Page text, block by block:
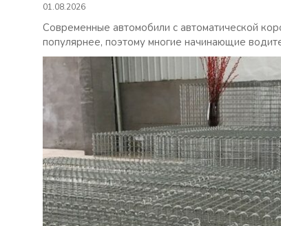
01.08.2026
Современные автомобили с автоматической
популярнее, поэтому многие начинающие